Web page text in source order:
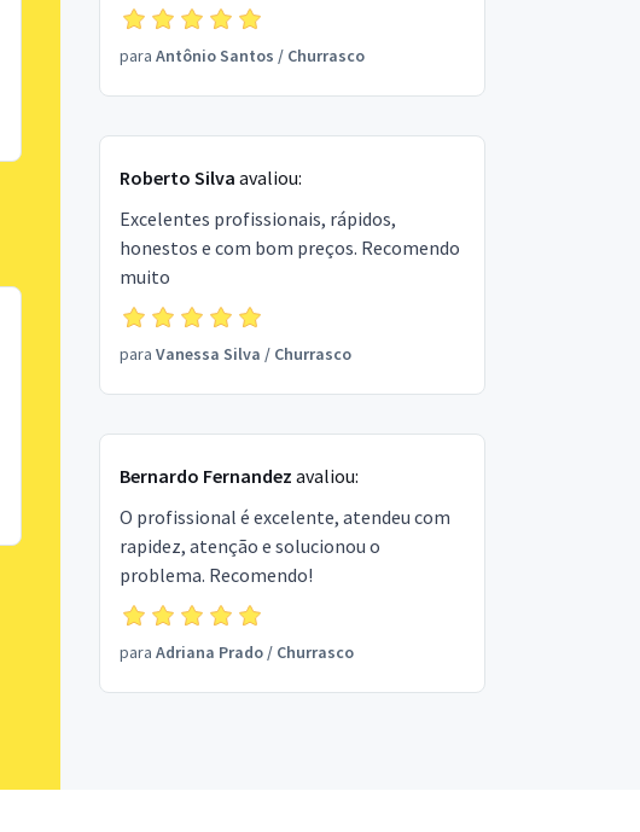
para Antônio Santos / Churrasco
Roberto Silva avaliou:
Excelentes profissionais, rápidos,
honestos e com bom preços. Recomendo
muito
para Vanessa Silva / Churrasco
Bernardo Fernandez avaliou:
O profissional é excelente, atendeu com
rapidez, atenção e solucionou o
problema. Recomendo!
para Adriana Prado/ Churrasco